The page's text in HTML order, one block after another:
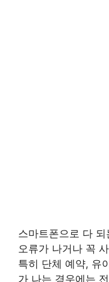
스마트폰으로 다
오류가 나거나 꼭
특히 단체 예약, 유
가 나는 경우에는